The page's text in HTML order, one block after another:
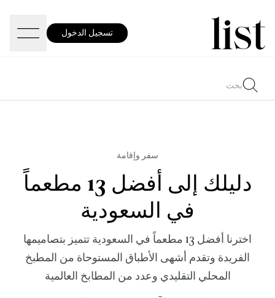
تسجيل الدخول
سفر وإقامة
دليلك إلى أفضل 13 مطعماً
في السعودية
اخترنا أفضل 13 مطعماً في السعودية تتميز بتصاميمها
الفريدة وتقدم أشهى الأطباق المستوحاة من المطبخ
المحلي التقليدي وعدد من المطابخ العالمية